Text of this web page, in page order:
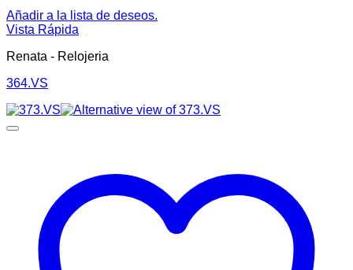
Añadir a la lista de deseos.
Vista Rápida
Renata - Relojeria
364.VS